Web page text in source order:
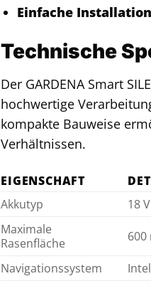
Einfache
Technische
Der GARDENA Smart
hochwertige
kompakte Bauweise
Verhältnissen.
EIGENSCHAFT
Akkutyp
18
Maximale
Rasenfläche
600
Navigationssystem